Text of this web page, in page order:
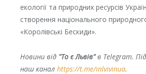
екології та природних ресурсів
створення національного
«Королівські Бескиди».
Новини від "То є Львів"в Telegram.
наш канал https://t.me/inlvivinua.